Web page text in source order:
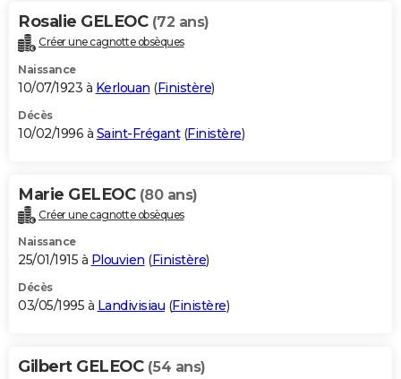
Rosalie GELEOC (72 ans)
Créer une cagnotte obsèques
Naissance
10/07/1923 à Kerlouan (Finistère)
Décès
10/02/1996 à Saint-Frégant(Finistère)
Marie GELEOC (80 ans)
Créer une cagnotte obsèques
Naissance
25/01/1915 à Plouvien (Finistère)
Décès
03/05/1995 à Landivisiau (Finistère)
Gilbert GELEOC (54 ans)